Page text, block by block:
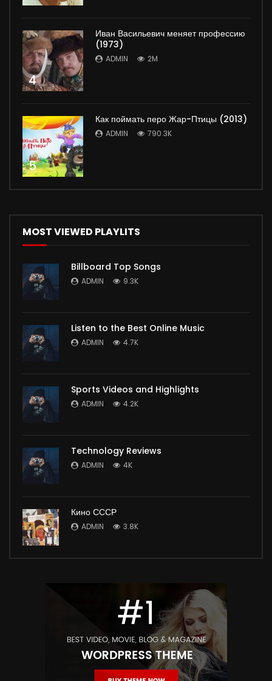
4
Иван Васильевич меняет профессию
(1973)
ADMIN 2M
5
Как поймать перо Жар-Птицы (2013)
ADMIN 790.3K
MOST VIEWED PLAYLITS
Billboard Top Songs
ADMIN 9.3K
Listen to the Best Online Music
ADMIN 4.7K
Sports Videos and Highlights
ADMIN 4.2K
Technology Reviews
ADMIN 4K
Кино СССР
ADMIN 3.8K